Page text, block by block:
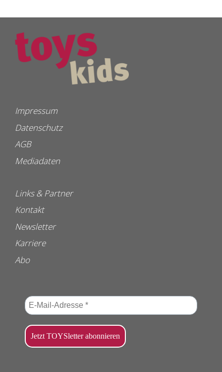
Impressum
Datenschutz
AGB
Mediadaten
Links & Partner
Kontakt
Newsletter
Karriere
Abo